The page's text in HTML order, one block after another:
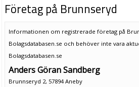
Företag på Brunnseryd
Informationen om registrerade företag på
Bolagsdatabasen.se och behöver inte vara
Bolagsdatabasen.se
Anders Göran Sandberg
Brunnseryd 2, 57894 Aneby